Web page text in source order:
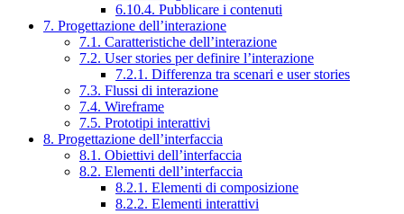
6.10.4. Pubblicare i contenuti
7. Progettazione dell’interazione
7.1. Caratteristiche dell’interazione
7.2. User stories per definire l’interazione
7.2.1. Differenza tra scenari e user stories
7.3. Flussi di interazione
7.4. Wireframe
7.5. Prototipi interattivi
8. Progettazione dell’interfaccia
8.1. Obiettivi dell’interfaccia
8.2. Elementi dell’interfaccia
8.2.1. Elementi di composizione
8.2.2. Elementi interattivi